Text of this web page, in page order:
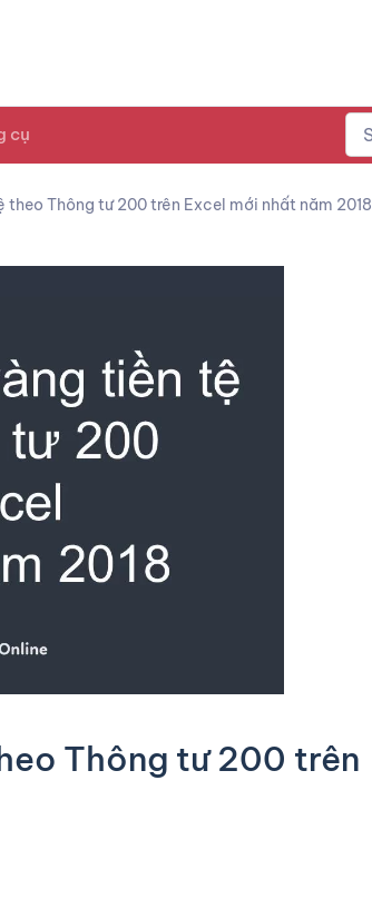
cụ
theo Thông tư 200 trên Excel mới nhất năm 2018
Thông tư 200 trên